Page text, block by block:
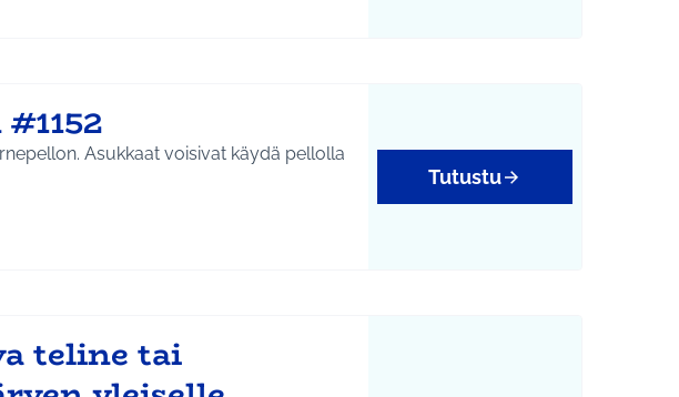
nuoret
Asukkaat voisivat käydä pellolla
kylät Ympäristö
Tutustu
teline tai